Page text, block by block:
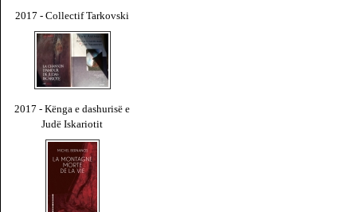
2017 - Collectif Tarkovski
2017 - Kënga e dashurisë e
Judë Iskariotit